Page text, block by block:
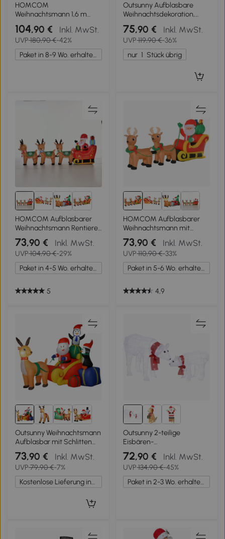
HOMCOM
Weihnachtsmann 1,6 m
stehende Weihnachtsmann
mit Geschenk- und
Weihnachtsglocken
Soundfunktion
104,90 € Inkl. MwSt.
UVP180,90 €-42%
Paket in 8-9 Wo. erhalten.
Outsunny Aufblasbare
Weihnachtsdekoration,
Weihnachtsmann in
Rentierschlitten,
Polyesterstoff, LED-Lichter,
Bunt
75,90 € Inkl. MwSt.
UVP119,90 €-36%
nur 1 Stück übrig
HOMCOM Aufblasbarer
Weihnachtsmann Rentiere
Outdoor-
Weihnachtsdekoration, inkl.
Gebläse, 140 m, Rot + Braun
73,90 € Inkl. MwSt.
UVP104,90 €-29%
Paket in 4-5 Wo. erhalten.
5
HOMCOM Aufblasbarer
Weihnachtsmann mit
Schlitten, 6 LED-Lichter,
wasserdicht, 240 x 57 x 112
cm
73,90 € Inkl. MwSt.
UVP110,90 €-33%
Paket in 5-6 Wo. erhalten.
4,9
Outsunny Weihnachtsmann
Aufblasbar mit Schlitten
Pinguinen und Rentieren
LED-Beleuchtung
Weihnachtsdekoration für
Innen und Außen
180x120x155 cm
73,90 € Inkl. MwSt.
UVP79,90 €-7%
Kostenlose Lieferung innerhalb Deutschlands
Outsunny 2-teilige
Eisbären-
Weihnachtsdekoration, 140
weiße LEDs, Wasserfest,
Timer, für drinnen und
draußen
72,90 € Inkl. MwSt.
UVP134,90 €-45%
Paket in 2-3 Wo. erhalten.